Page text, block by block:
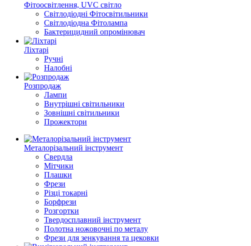
Фітоосвітлення, UVC світло
Світлодіодні Фітосвітильники
Світлодіодна Фітолампа
Бактерицидний опромінювач
Ліхтарі
Ручні
Налобні
Розпродаж
Лампи
Внутрішні світильники
Зовнішні світильники
Прожектори
Металорізальний інструмент
Свердла
Мітчики
Плашки
Фрези
Різці токарні
Борфрези
Розгортки
Твердосплавний інструмент
Полотна ножовочні по металу
Фрези для зенкування та цековки